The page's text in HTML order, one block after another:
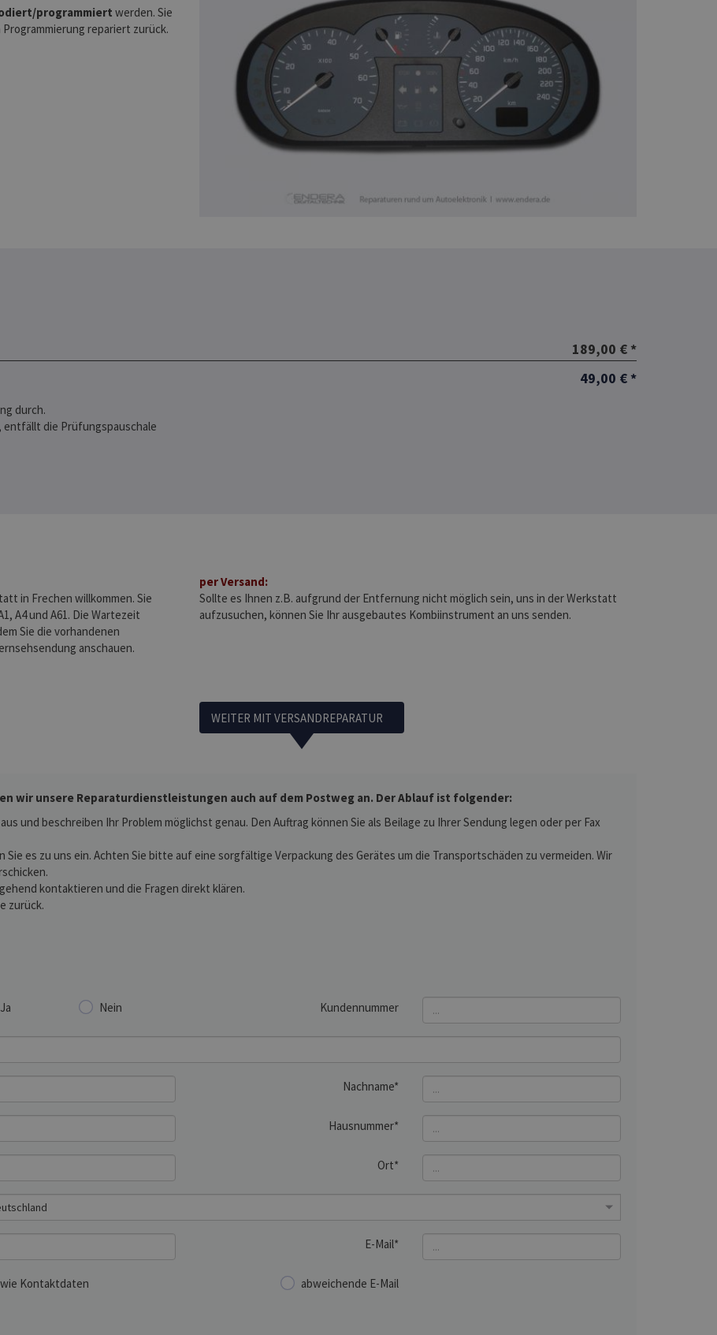
programmiert werden. Sie
repariert zurück.
189,00 € *
49,00 € *
durch.
die Prüfungspauschale
in Frechen willkommen. Sie
A4 und A61. Die Wartezeit
Sie die vorhandenen
anschauen.
per Versand:
Sollte es Ihnen z.B. aufgrund der Entfernung nicht möglich sein, uns in der Werkstatt
aufzusuchen, können Sie Ihr ausgebautes Kombiinstrument an uns senden.
WEITER MIT VERSANDREPARATUR
wir unsere Reparaturdienstleistungen auch auf dem Postweg an. Der Ablauf ist folgender:
und beschreiben Ihr Problem möglichst genau. Den Auftrag können Sie als Beilage zu Ihrer Sendung legen oder per Fax
Sie es zu uns ein. Achten Sie bitte auf eine sorgfältige Verpackung des Gerätes um die Transportschäden zu vermeiden. Wir
kontaktieren und die Fragen direkt klären.
zurück.
Ja Nein Kundennummer
Nachname*
Hausnummer*
Ort*
E-Mail*
wie Kontaktdaten abweichende E-Mail